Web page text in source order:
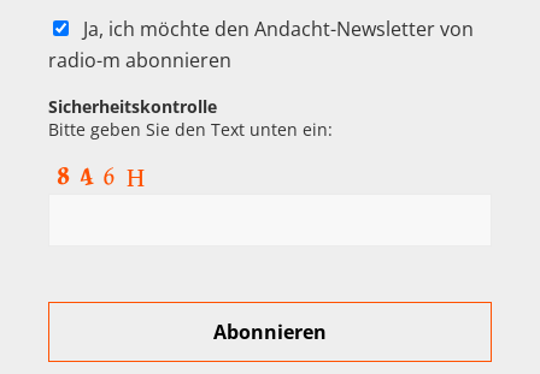
Ja, ich möchte den Andacht-Newsletter von
radio-m abonnieren
Sicherheitskontrolle
Bitte geben Sie den Text unten ein: